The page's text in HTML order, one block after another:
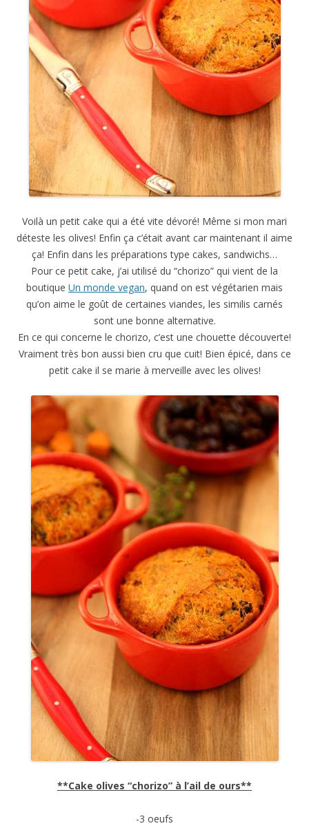
Voilà un petit cake qui a été vite dévoré! Même si mon mari
déteste les olives! Enfin ça c’était avant car maintenant il aime
ça! Enfin dans les préparations type cakes, sandwichs…
Pour ce petit cake, j’ai utilisé du “chorizo” qui vient de la
boutique Un monde vegan, quand on est végétarien mais
qu’on aime le goût de certaines viandes, les similis carnés
sont une bonne alternative.
En ce qui concerne le chorizo, c’est une chouette découverte!
Vraiment très bon aussi bien cru que cuit! Bien épicé, dans ce
petit cake il se marie à merveille avec les olives!
**Cake olives “chorizo” à l’ail de ours**
-3 oeufs